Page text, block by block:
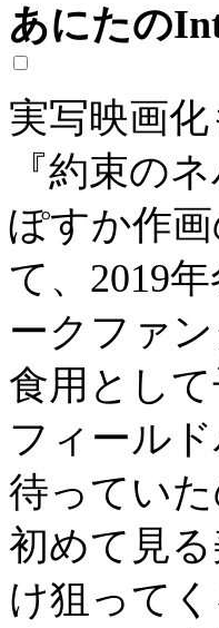
あにたの
実写映画
『約束の
ぽすか作
て、2019
ークファ
食用とし
フィール
待ってい
初めて見
け狙って